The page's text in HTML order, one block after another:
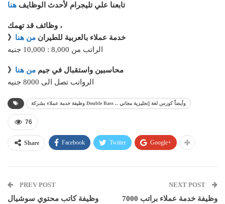
تابعنا علي تليجرام لأحدث الوظايف هنا
وظائف قد تهمك ،
》خدمة عملاء بالعربية للطيران من هنا
الراتب من 8,000 : 10,000 جنيه
》محاسبين واستقبال في جيم من هنا
الرواتب تصل الى 8000 جنيه
وظيفة خدمة عملاء بشركة Double Bass .. وأيضاً كورس لغة إنجليزية مجاني
76
Share Facebook Twitter Google+
PREV POST
وظيفة كاتب محتوي سوشيال
NEXT POST
وظيفة خدمة عملاء براتب 7000